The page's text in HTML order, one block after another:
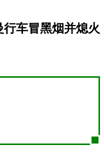
行车冒黑烟并熄火